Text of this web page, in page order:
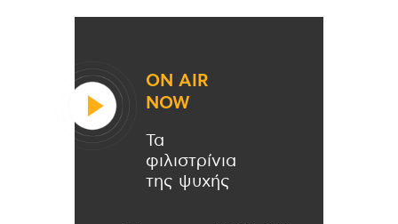
ON AIR
NOW
Τα
φιλιστρίνια
της ψυχής